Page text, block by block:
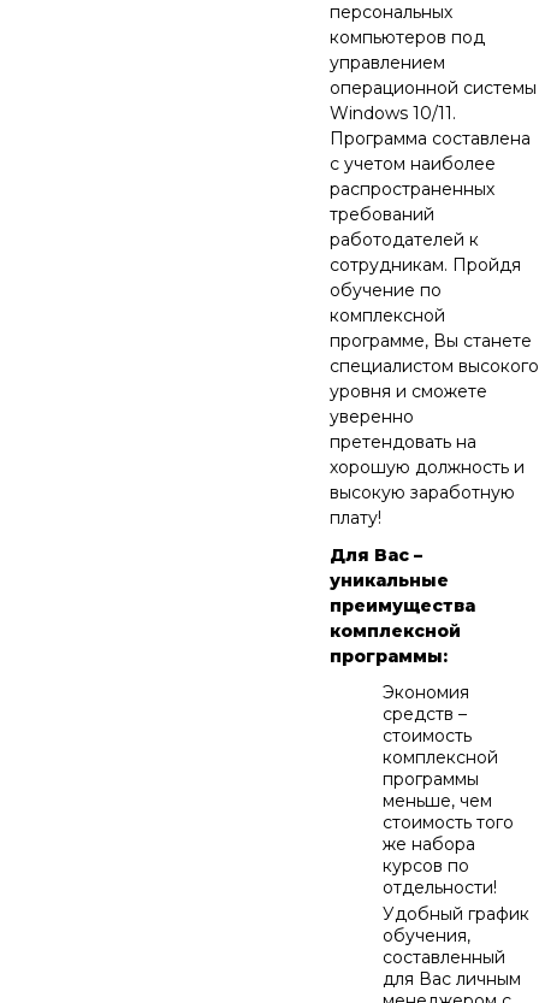
персональных
компьютеров под
управлением
операционной системы
Windows 10/11.
Программа составлена
с учетом наиболее
распространенных
требований
работодателей к
сотрудникам. Пройдя
обучение по
комплексной
программе, Вы станете
специалистом высокого
уровня и сможете
уверенно
претендовать на
хорошую должность и
высокую заработную
плату!
Для Вас –
уникальные
преимущества
комплексной
программы:
Экономия
средств –
стоимость
комплексной
программы
меньше, чем
стоимость того
же набора
курсов по
отдельности!
Удобный график
обучения,
составленный
для Вас личным